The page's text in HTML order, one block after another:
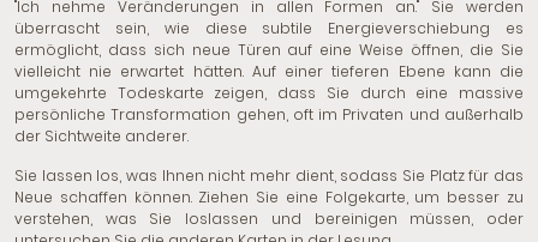
"Ich nehme Veränderungen in allen Formen an." Sie werden
überrascht sein, wie diese subtile Energieverschiebung es
ermöglicht, dass sich neue Türen auf eine Weise öffnen, die Sie
vielleicht nie erwartet hätten. Auf einer tieferen Ebene kann die
umgekehrte Todeskarte zeigen, dass Sie durch eine massive
persönliche Transformation gehen, oft im Privaten und außerhalb
der Sichtweite anderer.
Sie lassen los, was Ihnen nicht mehr dient, sodass Sie Platz für das
Neue schaffen können. Ziehen Sie eine Folgekarte, um besser zu
verstehen, was Sie loslassen und bereinigen müssen, oder